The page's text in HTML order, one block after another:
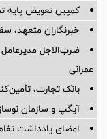
کمپین تعویض پایه
خبرنگاران متعهد،
ضرب‌الاجل مدیرعامل
عمرانی
بانک تجارت، تأمین‌کننده
آیگپ و سازمان